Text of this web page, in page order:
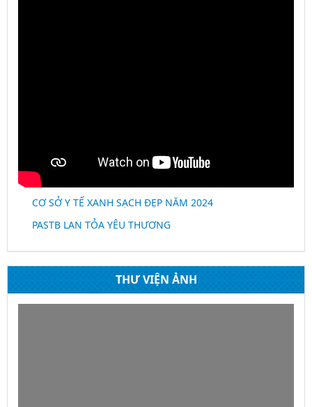
CƠ SỞ Y TẾ XANH SẠCH ĐẸP NĂM 2024
PASTB LAN TỎA YÊU THƯƠNG
THƯ VIỆN ẢNH